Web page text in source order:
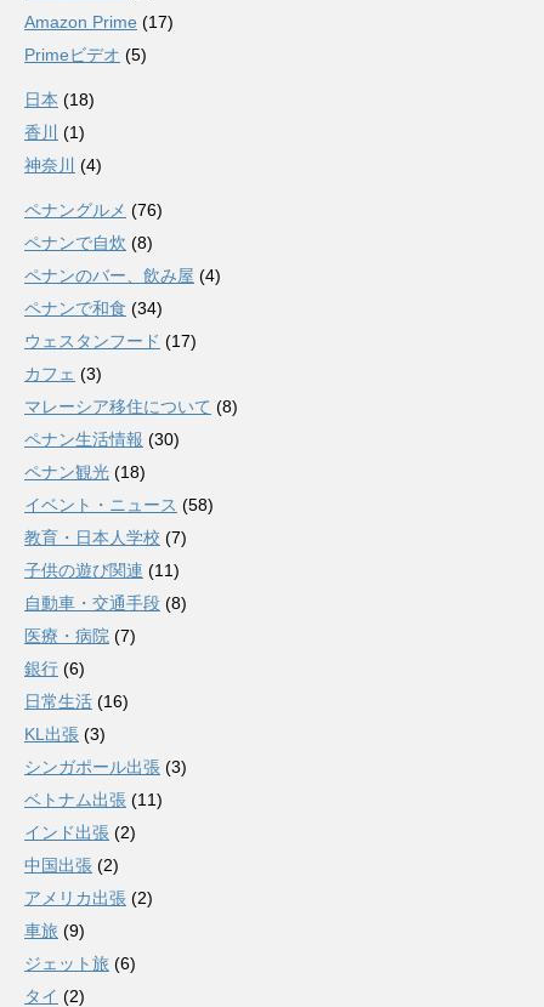
Amazon Prime (17)
Primeビデオ (5)
日本 (18)
香川
(1)
神奈川
(4)
ペナングルメ (76)
ペナンで自炊 (8)
ペナンのバー、飲み屋 (4)
ペナンで和食 (34)
ウェスタンフード (17)
カフェ (3)
マレーシア移住について (8)
ペナン生活情報 (30)
ペナン観光 (18)
イベント・ニュース (58)
教育・日本人学校 (7)
子供の遊び関連 (11)
自動車・交通手段 (8)
医療・病院 (7)
銀行 (6)
日常生活 (16)
KL出張 (3)
シンガポール出張 (3)
ベトナム出張 (11)
インド出張 (2)
中国出張 (2)
アメリカ出張 (2)
車旅 (9)
ジェット旅 (6)
タイ (2)